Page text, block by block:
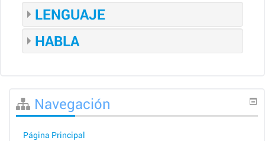
LENGUAJE
HABLA
NavegaciónNavegación
Página Principal